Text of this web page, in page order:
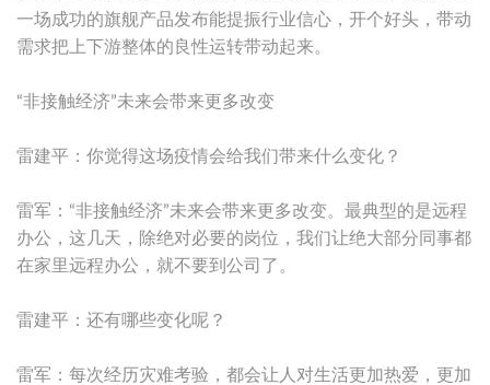
一场成功的旗舰产品发布能提振行业信心，开个好头，带动
需求把上下游整体的良性运转带动起来。
“非接触经济”未来会带来更多改变
雷建平：你觉得这场疫情会给我们带来什么变化？
雷军：“非接触经济”未来会带来更多改变。最典型的是远程
办公，这几天，除绝对必要的岗位，我们让绝大部分同事都
在家里远程办公，就不要到公司了。
雷建平：还有哪些变化呢？
雷军：每次经历灾难考验，都会让人对生活更加热爱，更加